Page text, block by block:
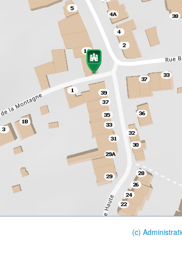
(c)